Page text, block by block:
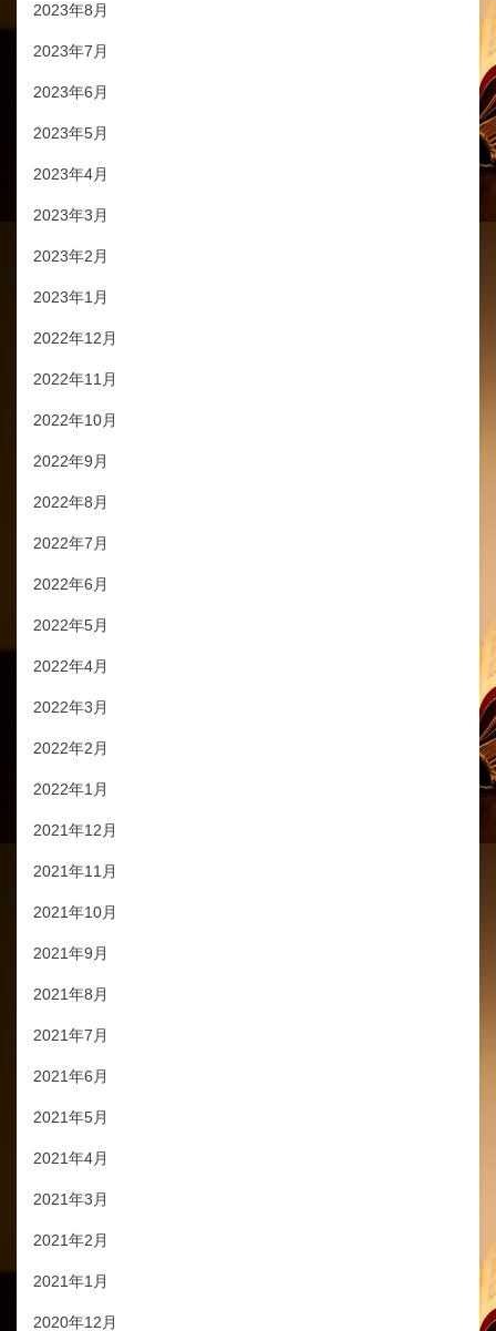
2023年8月
2023年7月
2023年6月
2023年5月
2023年4月
2023年3月
2023年2月
2023年1月
2022年12月
2022年11月
2022年10月
2022年9月
2022年8月
2022年7月
2022年6月
2022年5月
2022年4月
2022年3月
2022年2月
2022年1月
2021年12月
2021年11月
2021年10月
2021年9月
2021年8月
2021年7月
2021年6月
2021年5月
2021年4月
2021年3月
2021年2月
2021年1月
2020年12月